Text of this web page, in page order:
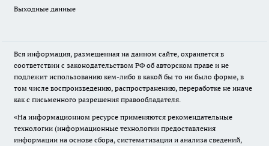
Выходные данные
Вся информация, размещенная на данном сайте, охраняется в
соответствии с законодательством РФ об авторском праве и не
подлежит использованию кем-либо в какой бы то ни было форме, в
том числе воспроизведению, распространению, переработке не иначе
как с письменного разрешения правообладателя.
«На информационном ресурсе применяются рекомендательные
технологии (информационные технологии предоставления
информации на основе сбора, систематизации и анализа сведений,